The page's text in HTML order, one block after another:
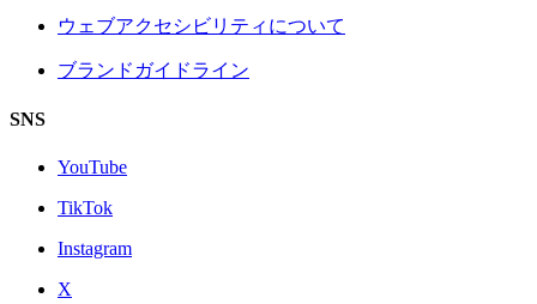
ウェブアクセシビリティについて
ブランドガイドライン
SNS
YouTube
TikTok
Instagram
X